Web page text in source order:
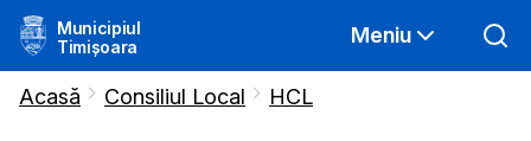
Municipiul
Timișoara
Meniu
Acasă Consiliul Local HCL